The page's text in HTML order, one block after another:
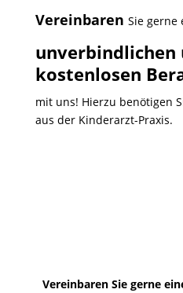
Vereinbaren Sie gerne
unverbindlichen
kostenlosen
mit uns! Hierzu benötigen
aus der Kinderarzt-Praxis.
Vereinbaren Sie gerne